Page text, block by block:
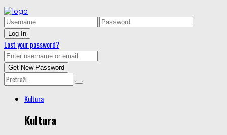
Lost your password?
Kultura
Kultura